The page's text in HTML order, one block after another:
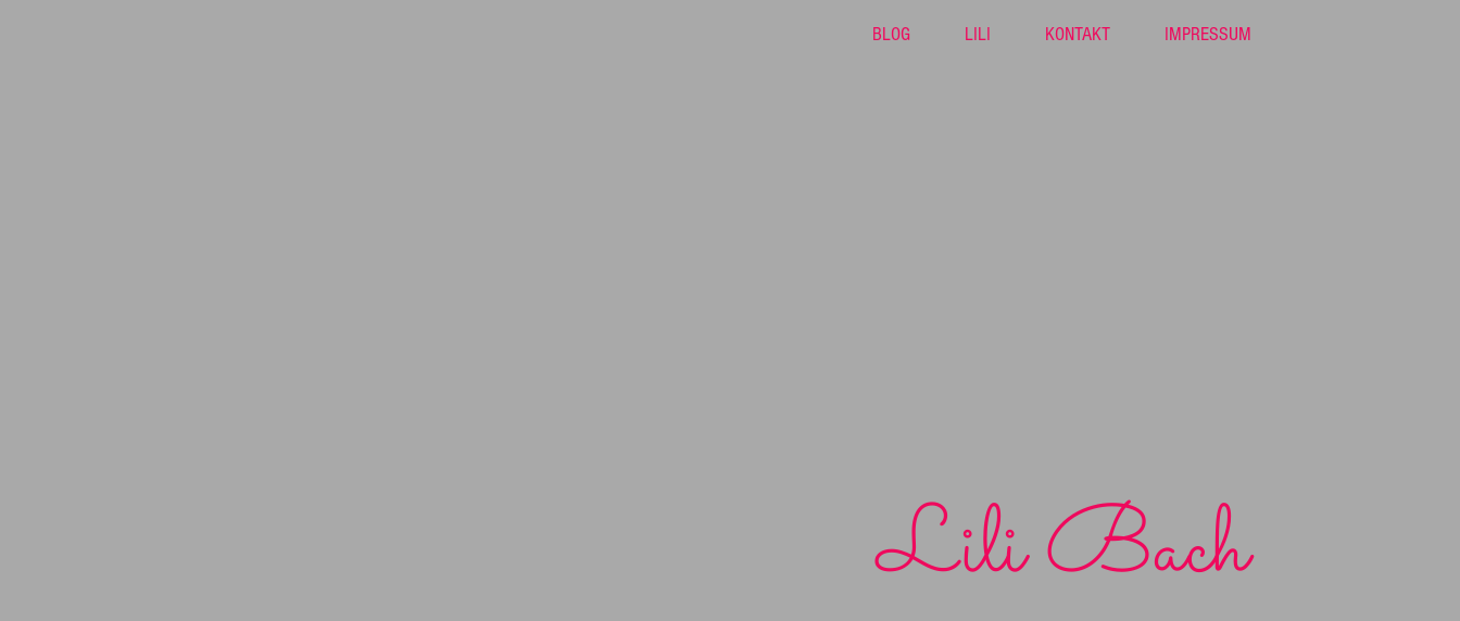
BLOG LILI KONTAKT IMPRESSUM
Lili Bach